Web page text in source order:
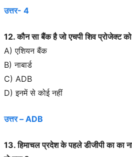
उत्तर- 4
12. कौन सा बैंक है जो एचपी शिव प्रोजेक्ट को
A) एशियन बैंक
B) नाबार्ड
C) ADB
D) इनमें से कोई नहीं
उत्तर – ADB
13. हिमाचल प्रदेश के पहले डीजीपी का का